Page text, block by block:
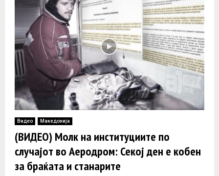
Видео Македонија
(ВИДЕО) Молк на институциите по
случајот во Аеродром: Секој ден е кобен
за браќата и станарите